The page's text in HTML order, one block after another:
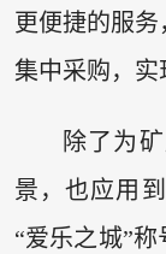
更便捷的服
集中采购，实
除了为
景，也应用
“爱乐之城”